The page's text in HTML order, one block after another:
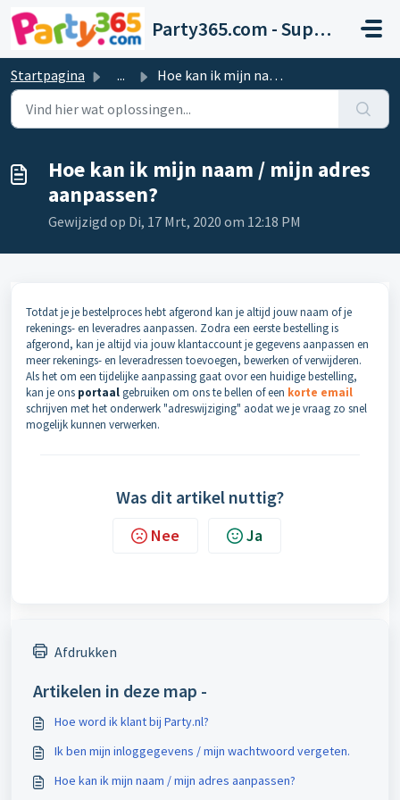
Doorgaan naar hoofdinhoud
Party365.com - Support
Startpagina ... Hoe kan ik mijn naam / mijn adres aanpassen?
Hoe kan ik mijn naam / mijn adres
aanpassen?
Gewijzigd op Di, 17 Mrt, 2020 om 12:18 PM
Totdat je je bestelproces hebt afgerond kan je altijd jouw naam of je
rekenings- en leveradres aanpassen. Zodra een eerste bestelling is
afgerond, kan je altijd via jouw klantaccount je gegevens aanpassen en
meer rekenings- en leveradressen toevoegen, bewerken of verwijderen.
Als het om een tijdelijke aanpassing gaat ovor een huidige bestelling,
kan je ons portaal gebruiken om ons te bellen of een korte email
schrijven met het onderwerk "adreswijziging" aodat we je vraag zo snel
mogelijk kunnen verwerken.
Was dit artikel nuttig?
Nee Ja
Afdrukken
Artikelen in deze map -
Hoe word ik klant bij Party.nl?
Ik ben mijn inloggegevens / mijn wachtwoord vergeten.
Hoe kan ik mijn naam / mijn adres aanpassen?